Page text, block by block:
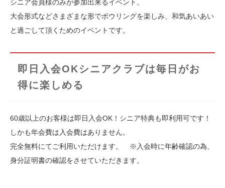
シニア会員様のみが参加出来るイベント。
大会形式などさまざまな形でボウリングを楽しみ、和気あいあい
と過ごして頂くためのイベントです。
即日入会OKシニアクラブは毎日がお
得に楽しめる
60歳以上のお客様は即日入会OK！シニア特典も即利用可です！
しかも年会費は入会費はありません。
完全無料にてご利用いただけます。 ※入会時に年齢確認の為、
身分証明書の確認をさせていただきます。